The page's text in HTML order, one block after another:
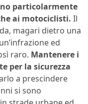
particolarmente
ai motociclisti. Il
magari dietro una
ed
raro. Mantenere i
per la sicurezza
a prescindere
si sono